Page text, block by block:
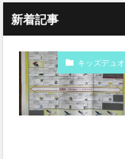
新着記事
キッズデュオ